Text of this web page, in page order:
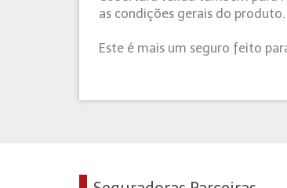
as condições gerais do produto.
Este é mais um seguro feito